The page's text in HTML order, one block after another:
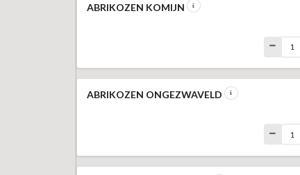
ABRIKOZEN KOMIJN
ABRIKOZEN ONGEZWAVELD